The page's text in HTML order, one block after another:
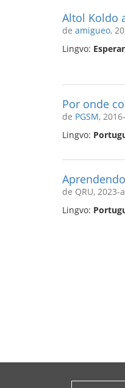
Altol Koldo
de amigueo,
Lingvo:
Por onde
de PGSM,
Lingvo:
de QRU, 2023-
Lingvo: